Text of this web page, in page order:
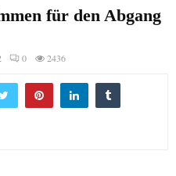
für den Abgang
0 2436